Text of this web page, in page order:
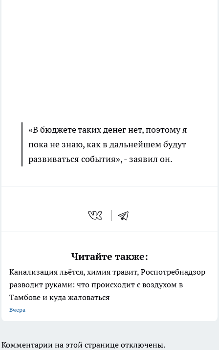
«В бюджете таких денег нет, поэтому я
пока не знаю, как в дальнейшем будут
развиваться события», - заявил он.
Читайте также:
Канализация льётся, химия травит, Роспотребнадзор
разводит руками: что происходит с воздухом в
Тамбове и куда жаловаться
Вчера
Комментарии на этой странице отключены.